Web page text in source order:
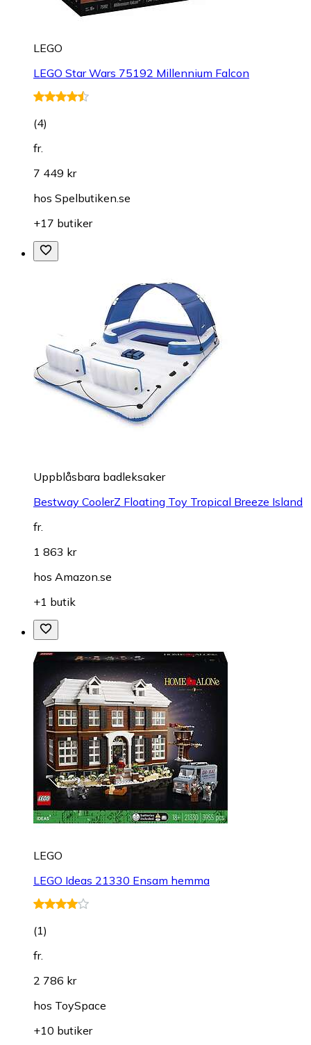
LEGO
LEGO Star Wars 75192 Millennium Falcon
(4)
fr.
7 449 kr
hos Spelbutiken.se
+17 butiker
Uppblåsbara badleksaker
Bestway CoolerZ Floating Toy Tropical Breeze Island
fr.
1 863 kr
hos Amazon.se
+1 butik
LEGO
LEGO Ideas 21330 Ensam hemma
(1)
fr.
2 786 kr
hos ToySpace
+10 butiker